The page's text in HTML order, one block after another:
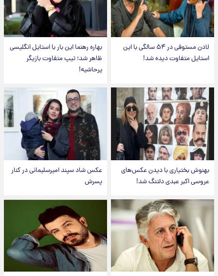
لادن مستوفی در ۵۴ سالگی با این
استایل متفاوت دیده شد!
بهاره رهنما این بار با استایل انگلیسی
ظاهر شد؛ تیپ متفاوت بازیگر
پرحاشیه!
بهنوش بختیاری با دیدن عکس‌های
عروسی اکبر عبدی دلتنگ شد!
عکس شاد سپند امیرسلیمانی در کنار
پسرش